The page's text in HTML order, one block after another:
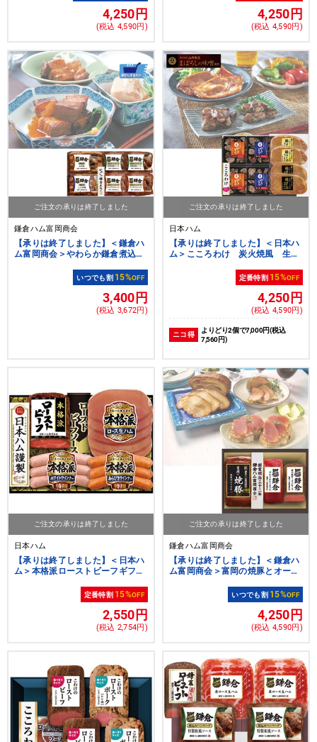
4,250円
(税込 4,590円)
4,250円
(税込 4,590円)
ご注文の承りは終了しました
鎌倉ハム富岡商会
【承りは終了しました】＜鎌倉ハ
ム富岡商会＞やわらか鎌倉煮込み
いつでも割 15%OFF
3,400円
(税込 3,672円)
ご注文の承りは終了しました
日本ハム
【承りは終了しました】＜日本ハ
ム＞こころわけ 炭火焼風 生や
漬けアソート[nh][yd70]
定番特割 15%OFF
4,250円
(税込 4,590円)
ニコ得
よりどり2個で7,000円(税込
7,560円)
ご注文の承りは終了しました
日本ハム
【承りは終了しました】＜日本ハ
ム＞本格派ローストビーフギフト
定番特割 15%OFF
2,550円
(税込 2,754円)
ご注文の承りは終了しました
鎌倉ハム富岡商会
【承りは終了しました】＜鎌倉ハ
ム富岡商会＞富岡の焼豚とオード
いつでも割 15%OFF
4,250円
(税込 4,590円)